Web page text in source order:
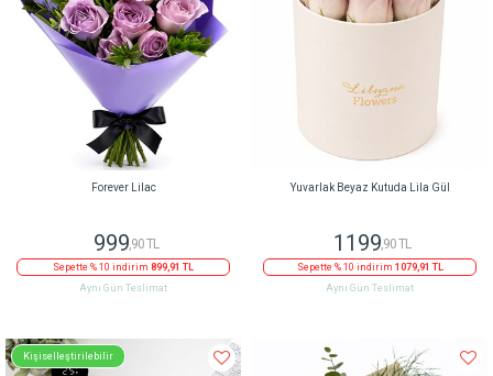
Forever Lilac
999,90 TL
Sepette % 10 indirim 899,91 TL
Aynı Gün Teslimat
Yuvarlak Beyaz Kutuda Lila Gül
1199,90 TL
Sepette % 10 indirim 1079,91 TL
Aynı Gün Teslimat
Kişiselleştirilebilir